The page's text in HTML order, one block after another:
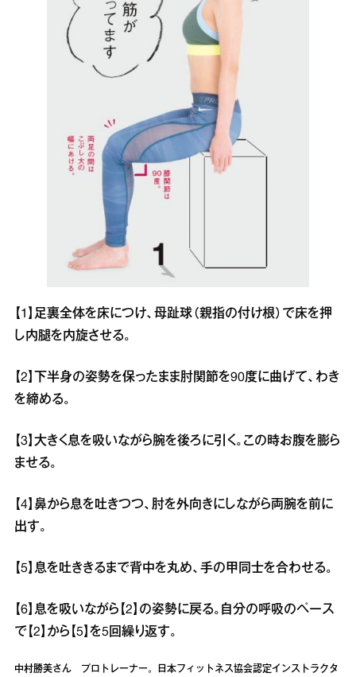
【1】足裏全体を床につけ、母趾球（親指の付け根）で床を押
し内腿を内旋させる。
【2】下半身の姿勢を保ったまま肘関節を90度に曲げて、わき
を締める。
【3】大きく息を吸いながら腕を後ろに引く。この時お腹を膨ら
ませる。
【4】鼻から息を吐きつつ、肘を外向きにしながら両腕を前に
出す。
【5】息を吐ききるまで背中を丸め、手の甲同士を合わせる。
【6】息を吸いながら【2】の姿勢に戻る。自分の呼吸のペース
で【2】から【5】を5回繰り返す。
中村勝美さん プロトレーナー。日本フィットネス協会認定インストラクタ